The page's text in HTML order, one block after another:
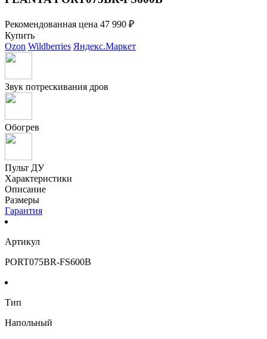
Рекомендованная цена 47 990 ₽
Купить
Ozon Wildberries Яндекс.Маркет
Звук потрескивания дров
Обогрев
Пульт ДУ
Характеристики
Описание
Размеры
Гарантия
Артикул
PORT075BR-FS600B
Тип
Напольный